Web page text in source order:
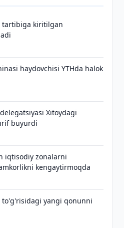
tartibiga kiritilgan
haydovchisi YTHda halok
Xitoydagi
buyurdi
iqtisodiy zonalarni
kengaytirmoqda
to'g'risidagi yangi qonunni